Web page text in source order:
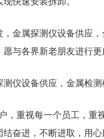
金属探测仪设备供应
与各界新老朋友进行
仪设备供应，金属检
，重视每一个员工，
奋进，不断进取，用